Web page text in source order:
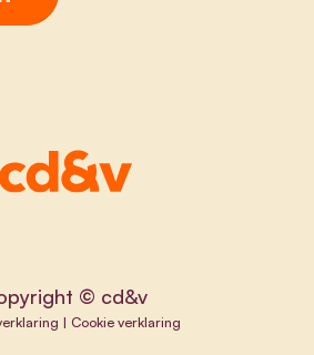
© cd&v
| Cookie verklaring